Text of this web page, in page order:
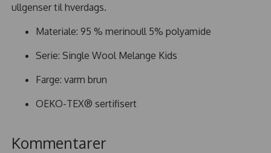
ullgenser til hverdags.
Materiale: 95 % merinoull 5% polyamide
Serie: Single Wool Melange Kids
Farge: varm brun
OEKO-TEX® sertifisert
Kommentarer